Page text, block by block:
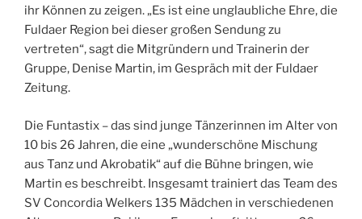
ihr Können zu zeigen. „Es ist eine unglaubliche Ehre, die
Fuldaer Region bei dieser großen Sendung zu
vertreten“, sagt die Mitgründern und Trainerin der
Gruppe, Denise Martin, im Gespräch mit der Fuldaer
Zeitung.
Die Funtastix – das sind junge Tänzerinnen im Alter von
10 bis 26 Jahren, die eine „wunderschöne Mischung
aus Tanz und Akrobatik“ auf die Bühne bringen, wie
Martin es beschreibt. Insgesamt trainiert das Team des
SV Concordia Welkers 135 Mädchen in verschiedenen